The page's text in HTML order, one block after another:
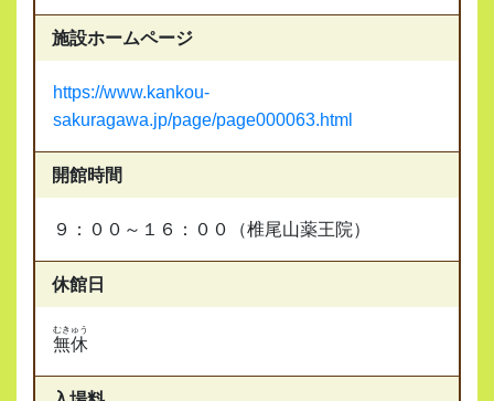
施設ホームページ
https://www.kankou-
sakuragawa.jp/page/page000063.html
開館時間
９：００～１６：００（椎尾山薬王院）
休館日
無休
むきゅう